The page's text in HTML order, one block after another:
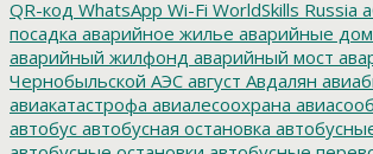
QR-код WhatsApp Wi-Fi WorldSkills Russia
посадка аварийное жилье аварийные
аварийный жилфонд аварийный мост
Чернобыльской АЭС август Авдалян
авиакатастрофа авиалесоохрана
автобус автобусная остановка